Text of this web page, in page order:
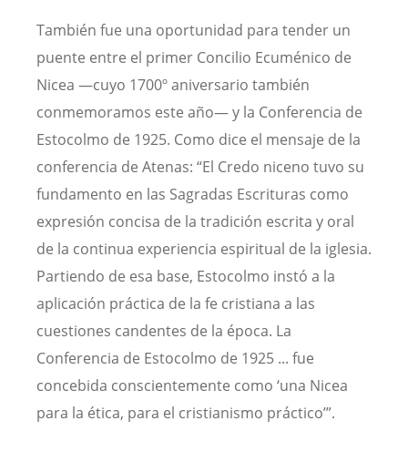
También fue una oportunidad para tender un
puente entre el primer Concilio Ecuménico de
Nicea —cuyo 1700º aniversario también
conmemoramos este año— y la Conferencia de
Estocolmo de 1925. Como dice el mensaje de la
conferencia de Atenas: “El Credo niceno tuvo su
fundamento en las Sagradas Escrituras como
expresión concisa de la tradición escrita y oral
de la continua experiencia espiritual de la iglesia.
Partiendo de esa base, Estocolmo instó a la
aplicación práctica de la fe cristiana a las
cuestiones candentes de la época. La
Conferencia de Estocolmo de 1925 ... fue
concebida conscientemente como ‘una Nicea
para la ética, para el cristianismo práctico’”.